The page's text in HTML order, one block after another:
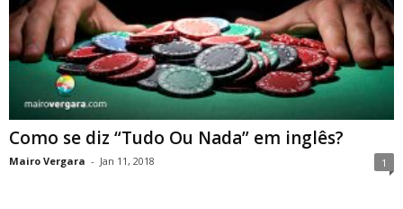
Como se diz “Tudo Ou Nada” em inglês?
Mairo Vergara - Jan 11, 2018 1